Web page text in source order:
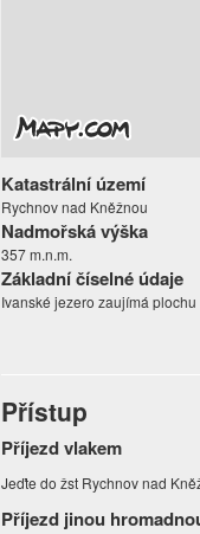
Katastrální území
Rychnov nad Kněžnou
Nadmořská výška
357 m.n.m.
Základní číselné údaje
Ivanské jezero zaujímá
Přístup
Příjezd vlakem
Jeďte do žst Rychnov nad
Příjezd jinou